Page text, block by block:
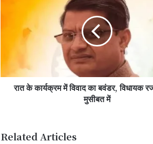
विधायक
रजनीश
रात के कार्यक्रम में विवाद का बवंडर, विधायक
मुसीबत में
Related Articles